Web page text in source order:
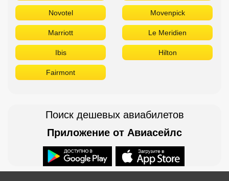
Novotel Movenpick
Marriott Le Meridien
Ibis Hilton
Fairmont
Поиск дешевых авиабилетов
Приложение от Авиасейлс